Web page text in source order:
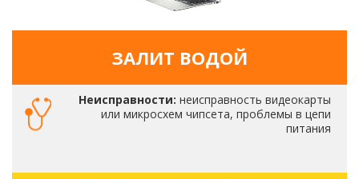
ЗАЛИТ ВОДОЙ
Неисправности: неисправность видеокарты
или микросхем чипсета, проблемы в цепи
питания